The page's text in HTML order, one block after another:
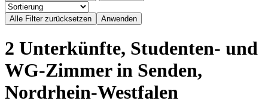
2 Unterkünfte, Studenten- und
WG-Zimmer in Senden,
Nordrhein-Westfalen